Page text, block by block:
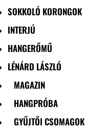
SOKKOLÓ KORONGOK
INTERJÚ
HANGERŐMŰ
LÉNÁRD LÁSZLÓ
MAGAZIN
HANGPRÓBA
GYŰJTŐI CSOMAGOK